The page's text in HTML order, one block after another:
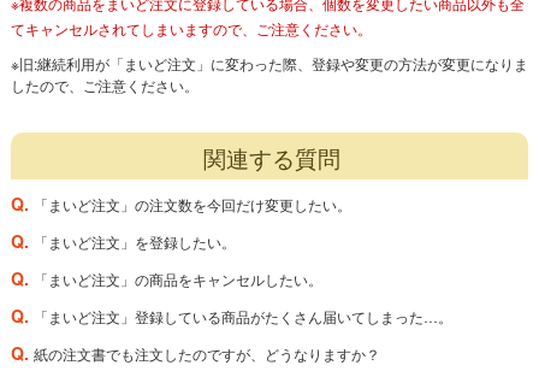
てキャンセルされてしまいますので、ご注意ください。
※旧:継続利用が「まいど注文」に変わった際、登録や変更の方法が変更になりま
したので、ご注意ください。
関連する質問
Q. 「まいど注文」の注文数を今回だけ変更したい。
Q. 「まいど注文」を登録したい。
Q. 「まいど注文」の商品をキャンセルしたい。
Q. 「まいど注文」登録している商品がたくさん届いてしまった…。
Q. 紙の注文書でも注文したのですが、どうなりますか？